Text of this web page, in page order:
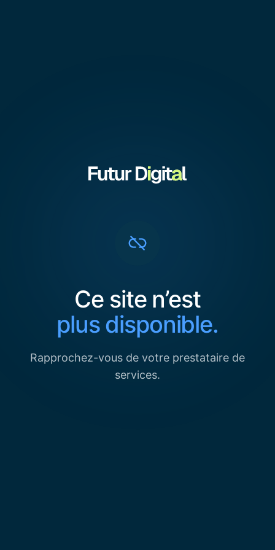
Ce site n’est
plus disponible.
Rapprochez-vous de votre prestataire de
services.